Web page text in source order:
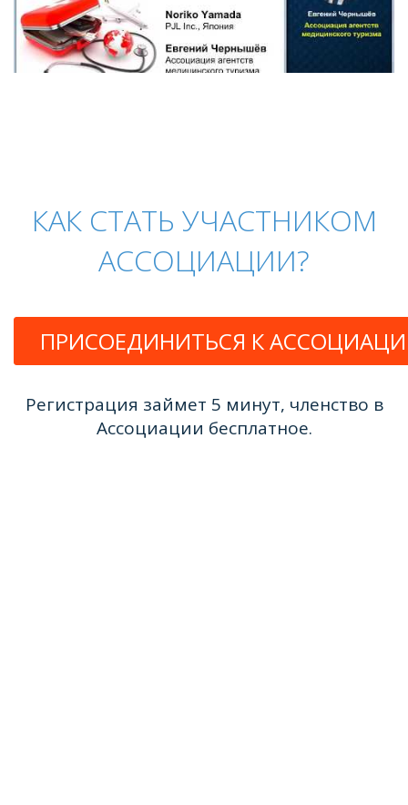
КАК СТАТЬ УЧАСТНИКОМ
АССОЦИАЦИИ?
ПРИСОЕДИНИТЬСЯ К
Регистрация займет 5 минут, членство в
Ассоциации бесплатное.